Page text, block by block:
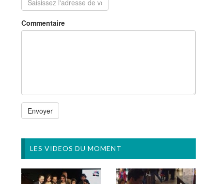
Commentaire
LES VIDEOS DU MOMENT